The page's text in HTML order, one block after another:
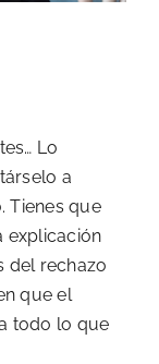
Lo
a
Tienes que
explicación
del rechazo
que el
todo lo que